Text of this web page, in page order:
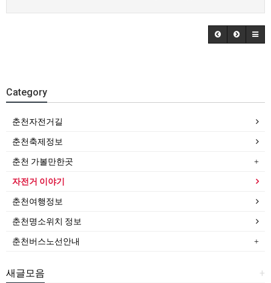
Category
춘천자전거길
춘천축제정보
춘천 가볼만한곳
자전거 이야기
춘천여행정보
춘천명소위치 정보
춘천버스노선안내
+
새글모음